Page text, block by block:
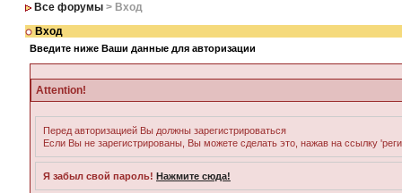
Все форумы > Вход
Вход
Введите ниже Ваши данные для авторизации
Attention!
Перед авторизацией Вы должны зарегистрироваться
Если Вы не зарегистрированы, Вы можете сделать это, нажав на ссылку
Я забыл свой пароль! Нажмите сюда!